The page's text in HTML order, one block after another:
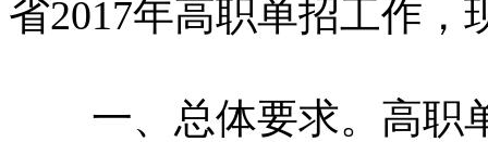
省2017年高职单招工作
一、总体要求。高职